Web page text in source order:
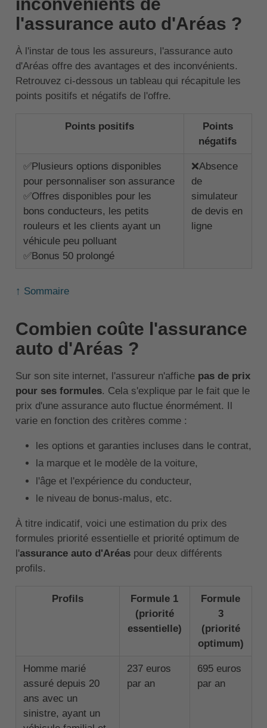
l'assurance auto d'Aréas ?
À l'instar de tous les assureurs, l'assurance auto
d'Aréas offre des avantages et des inconvénients.
Retrouvez ci-dessous un tableau qui récapitule les
points positifs et négatifs de l'offre.
Points positifs
Points
négatifs
✅Plusieurs options disponibles
pour personnaliser son assurance
✅Offres disponibles pour les
bons conducteurs, les petits
rouleurs et les clients ayant un
véhicule peu polluant
✅Bonus 50 prolongé
❌Absence
de
simulateur
de devis en
ligne
↑ Sommaire
Combien coûte l'assurance
auto d'Aréas ?
Sur son site internet, l'assureur n'affichepas de prix
pour ses formules. Cela s'explique par le fait que le
prix d'une assurance auto fluctue énormément. Il
varie en fonction des critères comme :
les options et garanties incluses dans le contrat,
la marque et le modèle de la voiture,
l'âge et l'expérience du conducteur,
le niveau de bonus-malus, etc.
À titre indicatif, voici une estimation du prix des
formules priorité essentielle et priorité optimum de
l'assurance auto d'Aréaspour deux différents
profils.
Profils
Formule 1
(priorité
essentielle)
Formule
3
(priorité
optimum)
Homme marié
assuré depuis 20
ans avec un
sinistre, ayant un
237 euros
par an
695 euros
par an